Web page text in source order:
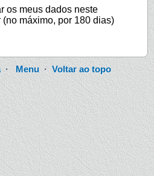
os meus dados neste
(no máximo, por 180 dias)
· Menu· Voltar ao topo